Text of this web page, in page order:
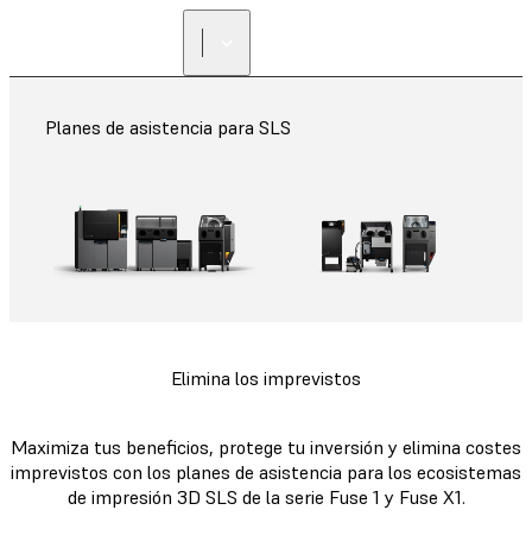
Planes de asistencia para SLS
Elimina los imprevistos
Maximiza tus beneficios, protege tu inversión y elimina costes
imprevistos con los planes de asistencia para los ecosistemas
de impresión 3D SLS de la serie Fuse 1 y Fuse X1.